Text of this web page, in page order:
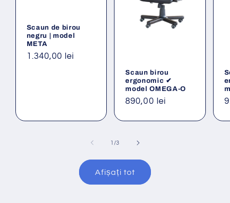
Scaun de birou
negru | model
META
Preț
1.340,00 lei
Scaun birou
ergonomic ✔
model OMEGA-O
Preț
890,00 lei
1 /din
3
Afișați tot